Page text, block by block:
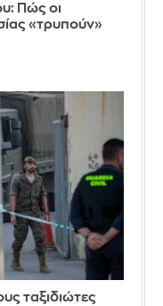
Πώς οι
«τρυπούν»
ταξιδιώτες